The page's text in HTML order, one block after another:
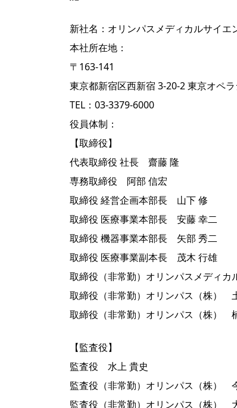
新社名：オリンパスメディカルサイエ
本社所在地：
〒163-141
東京都新宿区西新宿 3-20-2 東京オペ
TEL：03-3379-6000
役員体制：
【取締役】
代表取締役 社長 齋藤 隆
専務取締役 阿部 信宏
取締役 経営企画本部長 山下 修
取締役 医療事業本部長 安藤 幸二
取締役 機器事業本部長 矢部 秀二
取締役 医療事業副本長 茂木 行雄
取締役（非常勤）オリンパスメディ
取締役（非常勤）オリンパス（株）
取締役（非常勤）オリンパス（株）
【監査役】
監査役 水上 貴史
監査役（非常勤）オリンパス（株）
監査役（非常勤）オリンパス（株）